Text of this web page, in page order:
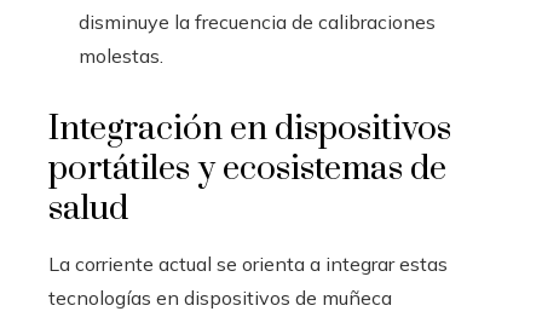
disminuye la frecuencia de calibraciones
molestas.
Integración en dispositivos
portátiles y ecosistemas de
salud
La corriente actual se orienta a integrar estas
tecnologías en dispositivos de muñeca